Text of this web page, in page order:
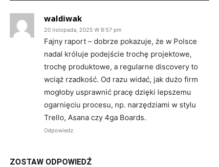
waldiwak
20 listopada, 2025 W 8:57 pm
Fajny raport – dobrze pokazuje, że w Polsce
nadal króluje podejście trochę projektowe,
trochę produktowe, a regularne discovery to
wciąż rzadkość. Od razu widać, jak dużo firm
mogłoby usprawnić pracę dzięki lepszemu
ogarnięciu procesu, np. narzędziami w stylu
Trello, Asana czy 4ga Boards.
Odpowiedz
ZOSTAW ODPOWIEDŹ